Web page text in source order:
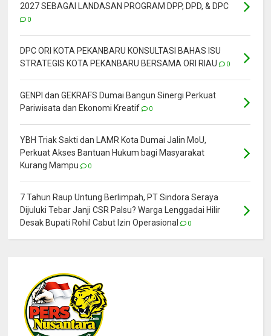
2027 SEBAGAI LANDASAN PROGRAM DPP, DPD, & DPC
0
DPC ORI KOTA PEKANBARU KONSULTASI BAHAS ISU
STRATEGIS KOTA PEKANBARU BERSAMA ORI RIAU
0
GENPI dan GEKRAFS Dumai Bangun Sinergi Perkuat
Pariwisata dan Ekonomi Kreatif
0
YBH Triak Sakti dan LAMR Kota Dumai Jalin MoU,
Perkuat Akses Bantuan Hukum bagi Masyarakat
Kurang Mampu
0
7 Tahun Raup Untung Berlimpah, PT Sindora Seraya
Dijuluki Tebar Janji CSR Palsu? Warga Lenggadai Hilir
Desak Bupati Rohil Cabut Izin Operasional
0